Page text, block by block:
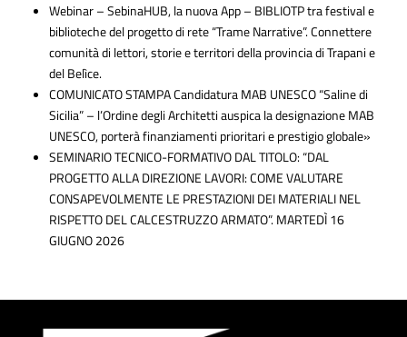
Webinar – SebinaHUB, la nuova App – BIBLIOTP tra festival e
biblioteche del progetto di rete “Trame Narrative”. Connettere
comunità di lettori, storie e territori della provincia di Trapani e
del Belìce.
COMUNICATO STAMPA Candidatura MAB UNESCO “Saline di
Sicilia” – l’Ordine degli Architetti auspica la designazione MAB
UNESCO, porterà finanziamenti prioritari e prestigio globale»
SEMINARIO TECNICO-FORMATIVO DAL TITOLO: “DAL
PROGETTO ALLA DIREZIONE LAVORI: COME VALUTARE
CONSAPEVOLMENTE LE PRESTAZIONI DEI MATERIALI NEL
RISPETTO DEL CALCESTRUZZO ARMATO”. MARTEDÌ 16
GIUGNO 2026